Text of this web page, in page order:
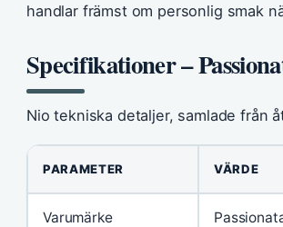
handlar främst om personlig smak
Specifikationer –
Nio tekniska detaljer, samlade från
PARAMETER VÄRDE
Varumärke